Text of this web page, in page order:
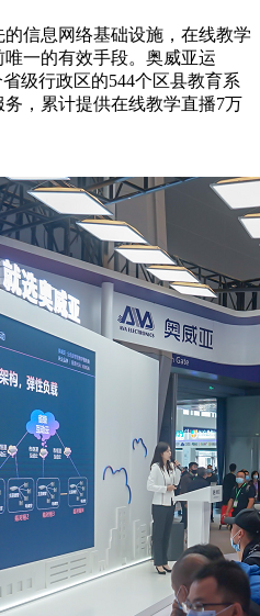
信息网络基础设施，在线教学
一的有效手段。奥威亚运
级行政区的544个区县教育系
，累计提供在线教学直播7万